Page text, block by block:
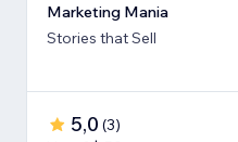
Marketing Mania
Stories that Sell
5,0 (3)